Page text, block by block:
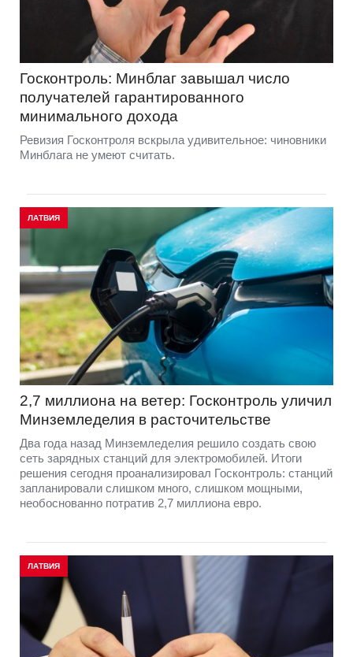
Госконтроль: Минблаг завышал число
получателей гарантированного
минимального дохода
Ревизия Госконтроля вскрыла удивительное: чиновники
Минблага не умеют считать.
ЛАТВИЯ
2,7 миллиона на ветер: Госконтроль уличил
Минземледелия в расточительстве
Два года назад Минземледелия решило создать свою
сеть зарядных станций для электромобилей. Итоги
решения сегодня проанализировал Госконтроль: станций
запланировали слишком много, слишком мощными,
необоснованно потратив 2,7 миллиона евро.
ЛАТВИЯ